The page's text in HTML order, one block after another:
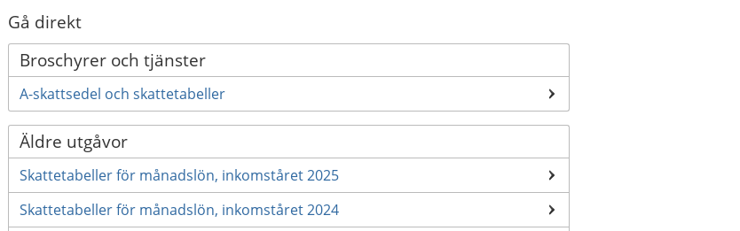
Gå direkt
Broschyrer och tjänster
A-skattsedel och skattetabeller
Äldre utgåvor
Skattetabeller för månadslön, inkomståret 2025
Skattetabeller för månadslön, inkomståret 2024